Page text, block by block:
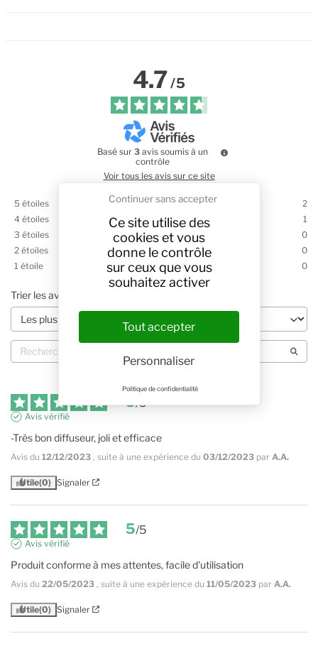
Ce site utilise des
cookies et vous
donne le contrôle
sur ceux que vous
souhaitez activer
Tout accepter
Continuer sans accepter
Personnaliser
Politique de confidentialité
4.7/5
Basé sur 3 avis soumis à un
contrôle
Voir tous les avis sur ce site
5 étoiles
2
4 étoiles
1
3 étoiles
0
2 étoiles
0
1 étoile 0
Trier les avis
5/5
Avis vérifié
-Très bon diffuseur, joli et efficace
Avis du 12/12/2023 , suite à une expérience du 03/12/2023 par A.A.
Utile(0) Signaler
5/5
Avis vérifié
Produit conforme à mes attentes, facile d'utilisation
Avis du 22/05/2023 , suite à une expérience du 11/05/2023 par A.A.
Utile(0) Signaler